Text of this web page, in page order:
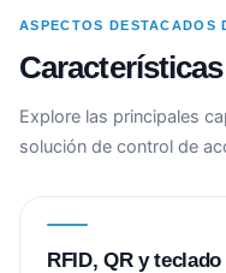
ASPECTOS DESTACADOS
Explore las principales
solución de control de
RFID, QR y